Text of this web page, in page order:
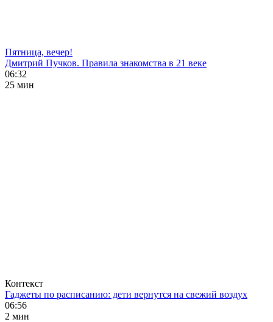
Пятница, вечер!
Дмитрий Пучков. Правила знакомства в 21 веке
06:32
25 мин
Контекст
Гаджеты по расписанию: дети вернутся на свежий воздух
06:56
2 мин